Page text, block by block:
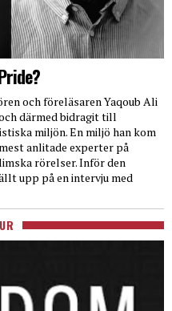
och föreläsaren Yaqoub Ali
därmed bidragit till
miljön. En miljö han kom
anlitade experter på
rörelser. Inför den
upp på en intervju med